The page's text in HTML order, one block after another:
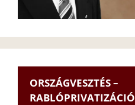
ORSZÁGVESZTÉS –
RABLÓPRIVATIZÁCIÓ